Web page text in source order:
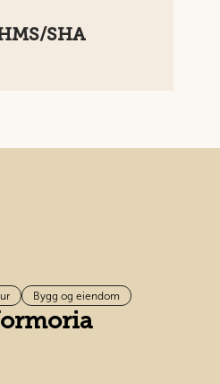
SHA
Bygg og eiendom